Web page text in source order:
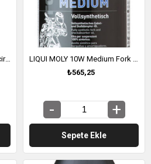
LIQUI MOLY Tam Sentetik Zincir Yağlama Spreyi (1508)
LIQUI MOLY 10W Medium Fork Oil - 10W Sentetik Amortisör Yağı (orta) 500ml (1506)
₺565,25
Sepete Ekle